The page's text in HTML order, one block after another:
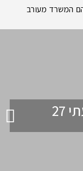
המשרד מעורב